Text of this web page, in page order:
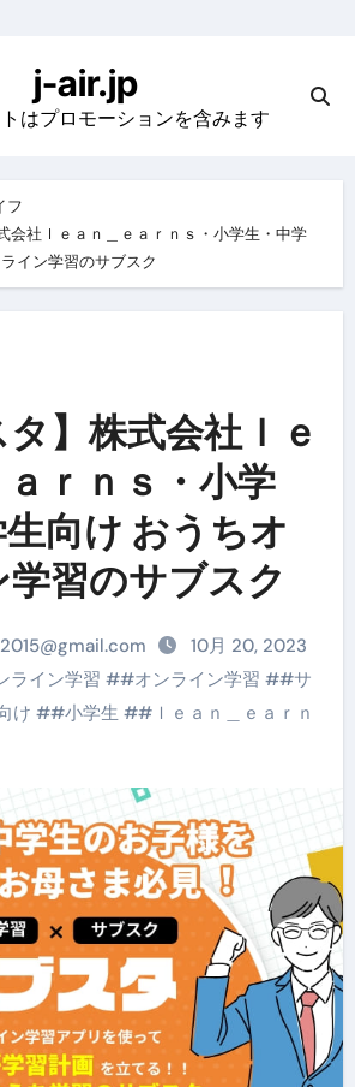
j-air.jp
はプロモーションを含みます
フ
会社ｌｅａｎ＿ｅａｒｎｓ・小学生・中学
イン学習のサブスク
タ】株式会社ｌｅ
ａｒｎｓ・小学
向け おうちオ
習のサブスク
10月 20, 2023
ライン学習 ##オンライン学習 ##サ
け ##小学生##ｌｅａｎ＿ｅａｒｎ